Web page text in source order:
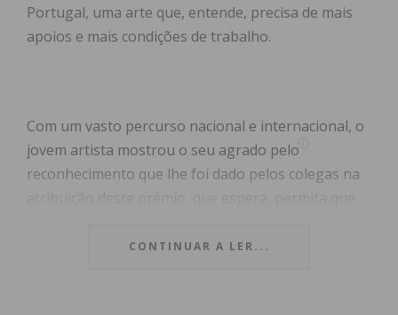
Portugal, uma arte que, entende, precisa de mais
apoios e mais condições de trabalho.
Com um vasto percurso nacional e internacional, o
jovem artista mostrou o seu agrado pelo
reconhecimento que lhe foi dado pelos colegas na
olhar com outros olhos para a arte circense, uma
CONTINUAR A LER...